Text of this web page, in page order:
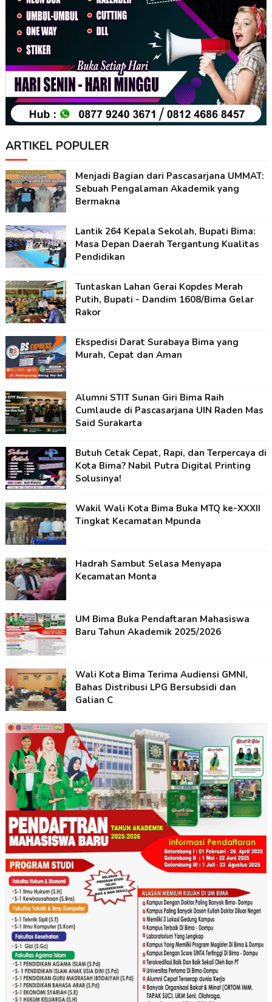
ARTIKEL POPULER
Menjadi Bagian dari Pascasarjana UMMAT:
Sebuah Pengalaman Akademik yang
Bermakna
Lantik 264 Kepala Sekolah, Bupati Bima:
Masa Depan Daerah Tergantung Kualitas
Pendidikan
Tuntaskan Lahan Gerai Kopdes Merah
Putih, Bupati - Dandim 1608/Bima Gelar
Rakor
Ekspedisi Darat Surabaya Bima yang
Murah, Cepat dan Aman
Alumni STIT Sunan Giri Bima Raih
Cumlaude di Pascasarjana UIN Raden Mas
Said Surakarta
Butuh Cetak Cepat, Rapi, dan Terpercaya di
Kota Bima? Nabil Putra Digital Printing
Solusinya!
Wakil Wali Kota Bima Buka MTQ ke-XXXII
Tingkat Kecamatan Mpunda
Hadrah Sambut Selasa Menyapa
Kecamatan Monta
UM Bima Buka Pendaftaran Mahasiswa
Baru Tahun Akademik 2025/2026
Wali Kota Bima Terima Audiensi GMNI,
Bahas Distribusi LPG Bersubsidi dan
Galian C